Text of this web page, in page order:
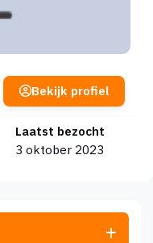
Laatst bezocht
3 oktober 2023
Bekijk profiel